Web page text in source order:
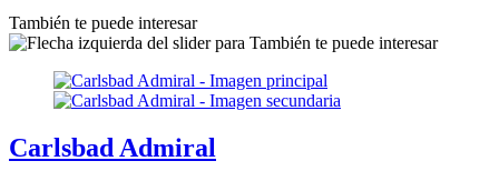
También te puede interesar
Carlsbad Admiral